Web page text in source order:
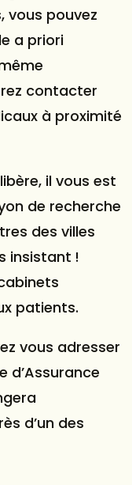
vous pouvez
a priori
contacter
à proximité
il vous est
de recherche
des villes
insistant !
patients.
vous adresser
d’Assurance
d’un des